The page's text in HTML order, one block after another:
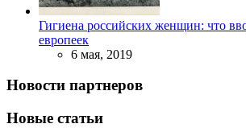
Гигиена российских женщин: что
европеек
6 мая, 2019
Новости партнеров
Новые статьи